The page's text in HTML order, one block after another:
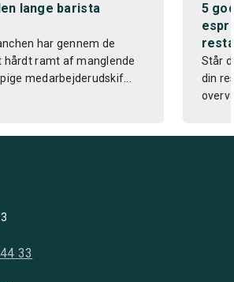
lange barista
har gennem de
hårdt ramt af manglende
medarbejderudskif...
5
Står
din
33